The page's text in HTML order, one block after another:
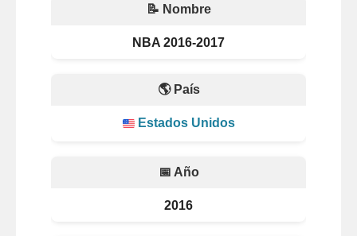
📝 Nombre
NBA 2016-2017
🌎 País
Estados Unidos
📅 Año
2016